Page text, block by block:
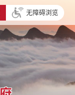
无障碍浏览